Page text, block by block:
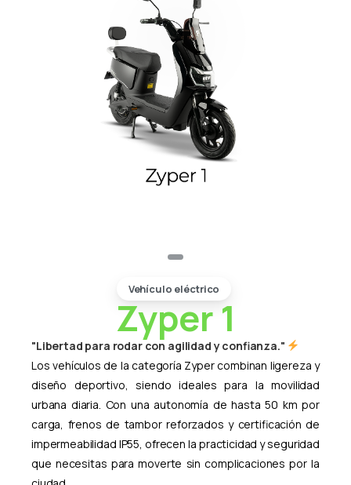
Vehículo eléctrico
Zyper 1
"Libertad para rodar con agilidad y confianza."
Los vehículos de la categoría Zyper combinan ligereza y
diseño deportivo, siendo ideales para la movilidad
urbana diaria. Con una autonomía de hasta 50 km por
carga, frenos de tambor reforzados y certificación de
impermeabilidad IP55, ofrecen la practicidad y seguridad
que necesitas para moverte sin complicaciones por la